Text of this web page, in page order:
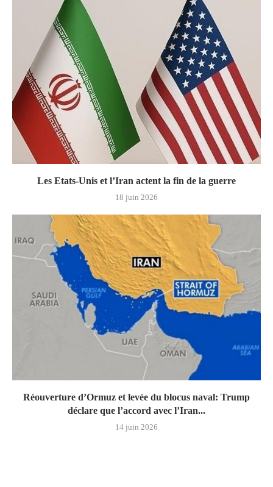
Les Etats-Unis et l’Iran actent la fin de la guerre
18 juin 2026
Réouverture d’Ormuz et levée du blocus naval: Trump
déclare que l’accord avec l’Iran...
14 juin 2026